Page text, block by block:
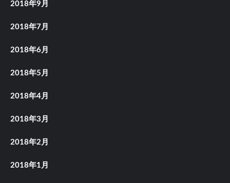
2018年9月
2018年7月
2018年6月
2018年5月
2018年4月
2018年3月
2018年2月
2018年1月